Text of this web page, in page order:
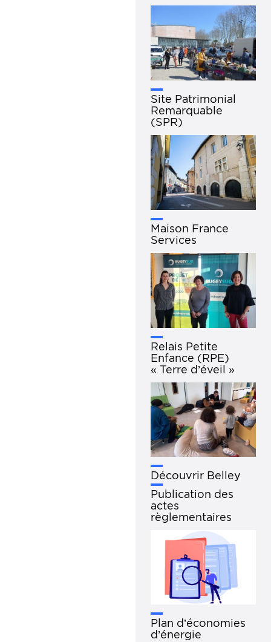
Site Patrimonial
Remarquable
(SPR)
Maison France
Services
Relais Petite
Enfance (RPE)
« Terre d’éveil »
Découvrir Belley
Publication des
actes
règlementaires
Plan d’économies
d’énergie